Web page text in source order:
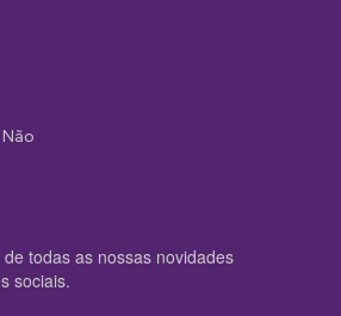
todas as nossas novidades
sociais.